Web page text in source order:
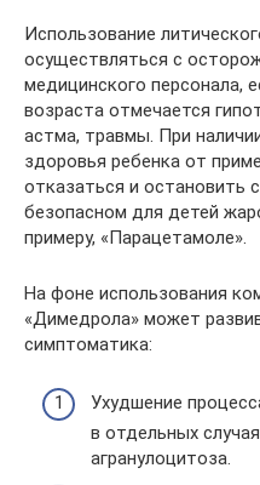
Использование
осуществляться с
медицинского персонала,
возраста отмечается
астма, травмы. При
здоровья ребенка от
отказаться и остановить
безопасном для детей
примеру, «Парацетамоле».
На фоне использования
«Димедрола» может
симптоматика:
Ухудшение
в отдельных
агранулоцитоза.